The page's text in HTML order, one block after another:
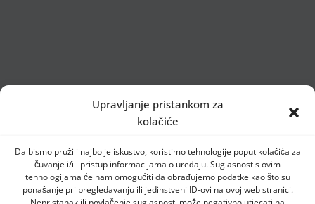
Upravljanje pristankom za
kolačiće
Da bismo pružili najbolje iskustvo, koristimo tehnologije poput kolačića za
čuvanje i/ili pristup informacijama o uređaju. Suglasnost s ovim
tehnologijama će nam omogućiti da obrađujemo podatke kao što su
ponašanje pri pregledavanju ili jedinstveni ID-ovi na ovoj web stranici.